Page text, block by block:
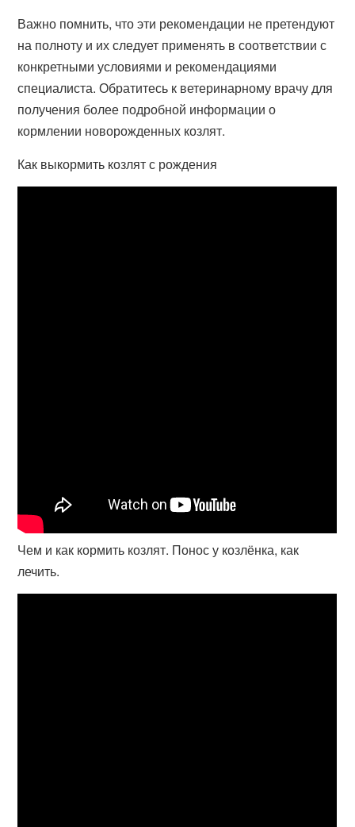
Важно помнить, что эти рекомендации не претендуют
на полноту и их следует применять в соответствии с
конкретными условиями и рекомендациями
специалиста. Обратитесь к ветеринарному врачу для
получения более подробной информации о
кормлении новорожденных козлят.
Как выкормить козлят с рождения
Чем и как кормить козлят. Понос у козлёнка, как
лечить.